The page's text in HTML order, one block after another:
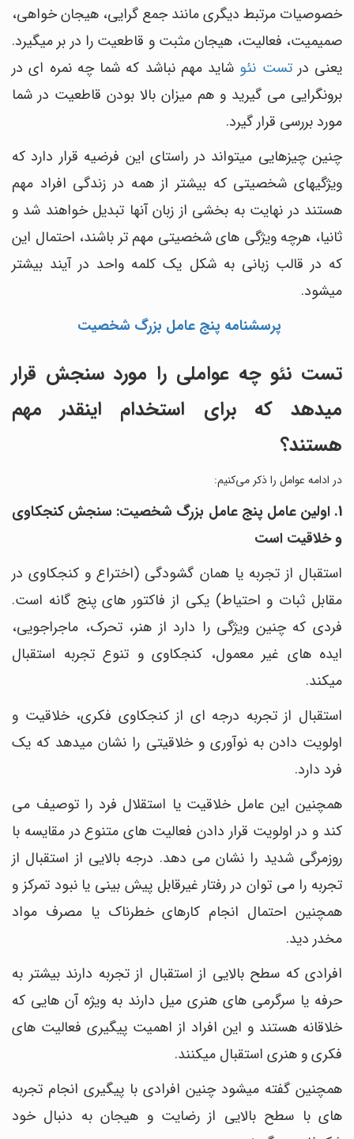
خصوصیات مرتبط دیگری مانند جمع گرایی، هیجان خواهی،
صمیمیت، فعالیت، هیجان مثبت و قاطعیت را در بر می‎گیرد.
یعنی درتست نئو شاید مهم نباشد که شما چه نمره ای در
برونگرایی می گیرید و هم میزان بالا بودن قاطعیت در شما
مورد بررسی قرار گیرد.
چنین چیزهایی می‎تواند در راستای این فرضیه قرار دارد که
ویژگی‎های شخصیتی که بیشتر از همه در زندگی افراد مهم
هستند در نهایت به بخشی از زبان آن‎ها تبدیل خواهند شد و
ثانیا، هرچه ویژگی‎ های شخصیتی مهم ‎تر باشند، احتمال این
که در قالب زبانی به شکل یک کلمه واحد در آیند بیشتر
می‎شود.
پرسشنامه پنج عامل بزرگ شخصیت
تست نئو چه عواملی را مورد سنجش قرار
میدهد که برای استخدام اینقدر مهم
هستند؟
در ادامه عوامل را ذکر می‌کنیم:
1. اولین عامل پنج عامل بزرگ شخصیت: سنجش کنجکاوی
و خلاقیت است
استقبال از تجربه یا همان گشودگی (اختراع و کنجکاوی در
مقابل ثبات و احتیاط) یکی از فاکتور های پنج گانه است.
فردی که چنین ویژگی را دارد از هنر، تحرک، ماجراجویی،
ایده‎ های غیر معمول، کنجکاوی و تنوع تجربه استقبال
می‎کند.
استقبال از تجربه درجه‎ ای از کنجکاوی فکری، خلاقیت و
اولویت دادن به نوآوری و خلاقیتی را نشان می‎دهد که یک
فرد دارد.
همچنین این عامل خلاقیت یا استقلال فرد را توصیف می
کند و در اولویت قرار دادن فعالیت های متنوع در مقایسه با
روزمرگی شدید را نشان می دهد. درجه بالایی از استقبال از
تجربه را می توان در رفتار غیرقابل پیش بینی یا نبود تمرکز و
همچنین احتمال انجام کارهای خطرناک یا مصرف مواد
مخدر دید.
افرادی که سطح بالایی از استقبال از تجربه دارند بیشتر به
حرفه یا سرگرمی های هنری میل دارند به ویژه آن هایی که
خلاقانه هستند و این افراد از اهمیت پیگیری فعالیت های
فکری و هنری استقبال می‎کنند.
همچنین گفته می‎شود چنین افرادی با پیگیری انجام تجربه
های با سطح بالایی از رضایت و هیجان به دنبال خود